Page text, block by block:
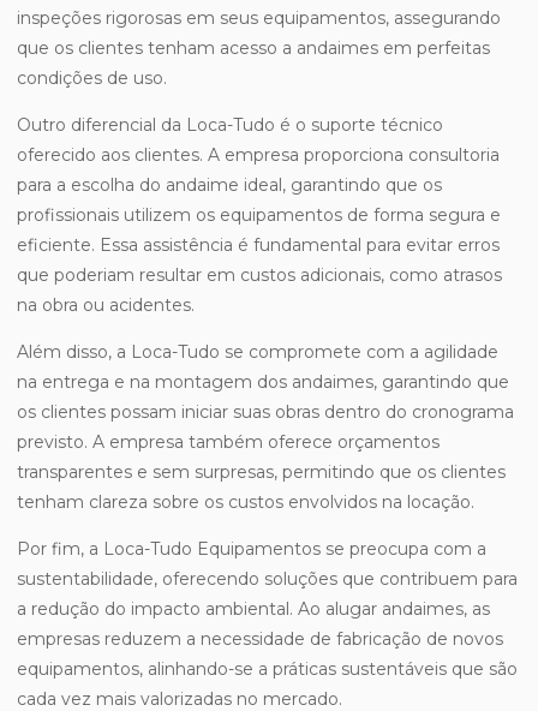
inspeções rigorosas em seus equipamentos, assegurando
que os clientes tenham acesso a andaimes em perfeitas
condições de uso.
Outro diferencial da Loca-Tudo é o suporte técnico
oferecido aos clientes. A empresa proporciona consultoria
para a escolha do andaime ideal, garantindo que os
profissionais utilizem os equipamentos de forma segura e
eficiente. Essa assistência é fundamental para evitar erros
que poderiam resultar em custos adicionais, como atrasos
na obra ou acidentes.
Além disso, a Loca-Tudo se compromete com a agilidade
na entrega e na montagem dos andaimes, garantindo que
os clientes possam iniciar suas obras dentro do cronograma
previsto. A empresa também oferece orçamentos
transparentes e sem surpresas, permitindo que os clientes
tenham clareza sobre os custos envolvidos na locação.
Por fim, a Loca-Tudo Equipamentos se preocupa com a
sustentabilidade, oferecendo soluções que contribuem para
a redução do impacto ambiental. Ao alugar andaimes, as
empresas reduzem a necessidade de fabricação de novos
equipamentos, alinhando-se a práticas sustentáveis que são
cada vez mais valorizadas no mercado.